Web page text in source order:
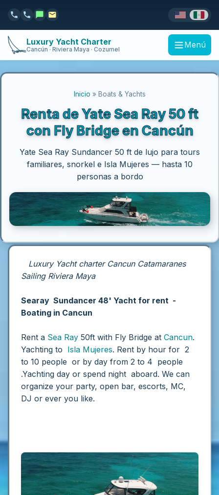
Luxury Yacht Charter
Cancún · Riviera Maya · Cozumel Menú
Inicio » Boats & Yachts
Renta de Yate Sea Ray 50 ft
con Fly Bridge en Cancún
Yate Sea Ray Sundancer 50 ft de lujo para tours
familiares, snorkel e Isla Mujeres — hasta 10
personas a bordo
Luxury Yacht charter Cancun Catamaranes
Sailing Riviera Maya
Searay Sundancer 48' Yacht for rent -
Boating in Cancun
Rent a Sea Ray 50ft with Fly Bridge at Cancun.
Yachting to Isla Mujeres. Rent by hour for 2
to 10 people or by day from 2 to 4 people
.Yachting day or spend night aboard. We can
organize your party, open bar, escorts, MC,
DJ or ever you like.